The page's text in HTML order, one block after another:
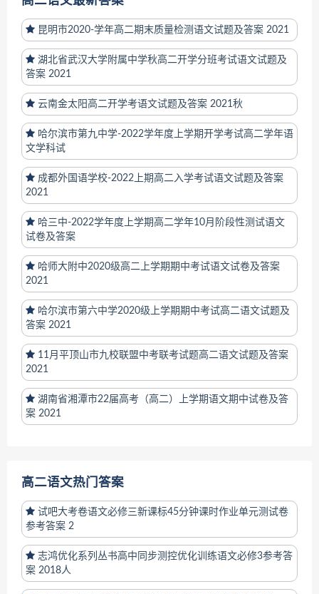
昆明市2020-学年高二期末质量检测语文试题及答案 2021
湖北省武汉大学附属中学秋高二开学分班考试语文试题及
答案 2021
云南金太阳高二开学考语文试题及答案 2021秋
哈尔滨市第九中学-2022学年度上学期开学考试高二学年语
文学科试
成都外国语学校-2022上期高二入学考试语文试题及答案
2021
哈三中-2022学年度上学期高二学年10月阶段性测试语文
试卷及答案
哈师大附中2020级高二上学期期中考试语文试卷及答案
2021
哈尔滨市第六中学2020级上学期期中考试高二语文试题及
答案 2021
11月平顶山市九校联盟中考联考试题高二语文试题及答案
2021
湖南省湘潭市22届高考（高二）上学期语文期中试卷及答
案 2021
高二语文热门答案
试吧大考卷语文必修三新课标45分钟课时作业单元测试卷
参考答案 2
志鸿优化系列丛书高中同步测控优化训练语文必修3参考答
案 2018人